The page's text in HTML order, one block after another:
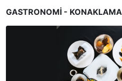
GASTRONOMİ - KONAKLAMA